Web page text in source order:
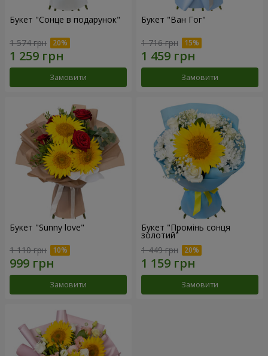
Букет "Сонце в подарунок"
1 574 грн
Замовити
Букет "Ван Гог"
1 716 грн
Замовити
Букет "Sunny love"
1 110 грн
Замовити
Букет "Промінь сонця
золотий"
1 449 грн
Замовити